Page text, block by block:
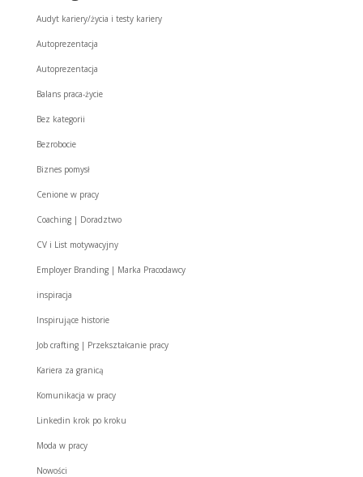
Audyt kariery/życia i testy kariery
Autoprezentacja
Autoprezentacja
Balans praca-życie
Bez kategorii
Bezrobocie
Biznes pomysł
Cenione w pracy
Coaching | Doradztwo
CV i List motywacyjny
Employer Branding | Marka Pracodawcy
inspiracja
Inspirujące historie
Job crafting | Przekształcanie pracy
Kariera za granicą
Komunikacja w pracy
Linkedin krok po kroku
Moda w pracy
Nowości